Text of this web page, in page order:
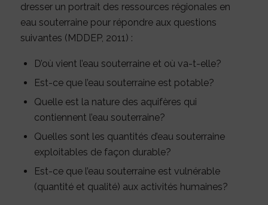
dresser un portrait des ressources régionales en
eau souterraine pour répondre aux questions
suivantes (MDDEP, 2011) :
D’où vient l’eau souterraine et où va-t-elle?
Est-ce que l’eau souterraine est potable?
Quelle est la nature des aquifères qui
contiennent l’eau souterraine?
Quelles sont les quantités d’eau souterraine
exploitables de façon durable?
Est-ce que l’eau souterraine est vulnérable
(quantité et qualité) aux activités humaines?